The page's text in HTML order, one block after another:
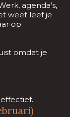
agenda’s,
weet leef je
op
omdat je